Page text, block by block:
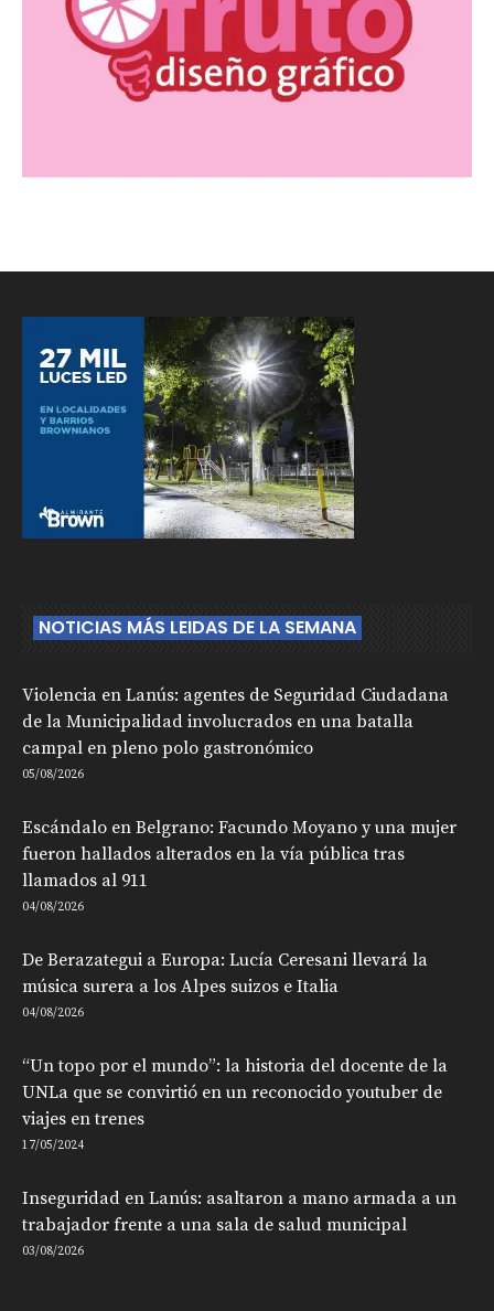
NOTICIAS MÁS LEIDAS DE LA SEMANA
Violencia en Lanús: agentes de Seguridad Ciudadana
de la Municipalidad involucrados en una batalla
campal en pleno polo gastronómico
05/08/2026
Escándalo en Belgrano: Facundo Moyano y una mujer
fueron hallados alterados en la vía pública tras
llamados al 911
04/08/2026
De Berazategui a Europa: Lucía Ceresani llevará la
música surera a los Alpes suizos e Italia
04/08/2026
“Un topo por el mundo”: la historia del docente de la
UNLa que se convirtió en un reconocido youtuber de
viajes en trenes
17/05/2024
Inseguridad en Lanús: asaltaron a mano armada a un
trabajador frente a una sala de salud municipal
03/08/2026